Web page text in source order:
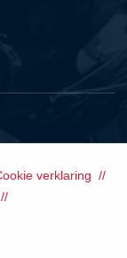
verklaring